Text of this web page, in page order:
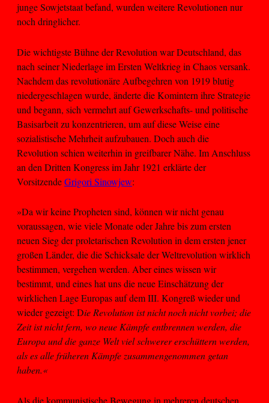
junge Sowjetstaat befand, wurden weitere Revolutionen nur
noch dringlicher.
Die wichtigste Bühne der Revolution war Deutschland, das
nach seiner Niederlage im Ersten Weltkrieg in Chaos versank.
Nachdem das revolutionäre Aufbegehren von 1919 blutig
niedergeschlagen wurde, änderte die Komintern ihre Strategie
und begann, sich vermehrt auf Gewerkschafts- und politische
Basisarbeit zu konzentrieren, um auf diese Weise eine
sozialistische Mehrheit aufzubauen. Doch auch die
Revolution schien weiterhin in greifbarer Nähe. Im Anschluss
an den Dritten Kongress im Jahr 1921 erklärte der
VorsitzendeGrigori Sinowjew:
»Da wir keine Propheten sind, können wir nicht genau
voraussagen, wie viele Monate oder Jahre bis zum ersten
neuen Sieg der proletarischen Revolution in dem ersten jener
großen Länder, die die Schicksale der Weltrevolution wirklich
bestimmen, vergehen werden. Aber eines wissen wir
bestimmt, und eines hat uns die neue Einschätzung der
wirklichen Lage Europas auf dem III. Kongreß wieder und
wieder gezeigt: Die Revolution ist nicht noch nicht vorbei; die
Zeit ist nicht fern, wo neue Kämpfe entbrennen werden, die
Europa und die ganze Welt viel schwerer erschüttern werden,
als es alle früheren Kämpfe zusammengenommen getan
haben.«
Als die kommunistische Bewegung in mehreren deutschen